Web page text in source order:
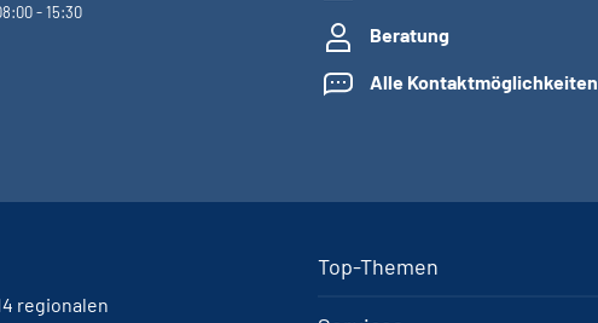
- 15:30
Beratung
Alle Kontaktmöglichkeiten
Top-Themen
regionalen